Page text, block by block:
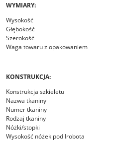
WYMIARY:
Wysokość
Głębokość
Szerokość
Waga towaru z opakowaniem
KONSTRUKCJA:
Konstrukcja szkieletu
Nazwa tkaniny
Numer tkaniny
Rodzaj tkaniny
Nóżki/stopki
Wysokość nóżek pod Irobota